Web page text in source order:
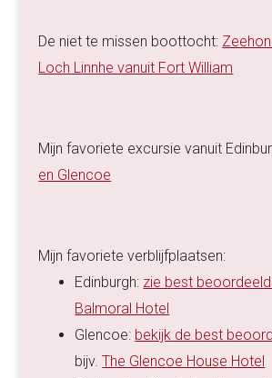
De niet te missen boottocht:
Loch Linnhe vanuit Fort William
Mijn favoriete excursie vanuit
en Glencoe
Mijn favoriete verblijfplaatsen:
Edinburgh: zie best
Balmoral Hotel
Glencoe: bekijk de best
bijv.The Glencoe House Hotel